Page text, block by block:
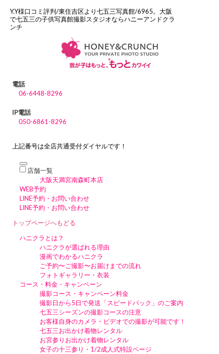
Y.Y様口コミ評判/東住吉区より七五三写真館/6965。大阪
で七五三の子供写真館撮影スタジオならハニーアンドクラ
ンチ
電話
06-6448-8296
IP電話
050-6861-8296
上記番号は全店共通受付ダイヤルです！
店舗一覧
大阪天満宮南森町本店
WEB予約
LINE予約・お問い合わせ
LINE予約・お問い合わせ
トップページへもどる
ハニクラとは？
ハニクラが選ばれる理由
漫画でわかるハニクラ
ご予約〜ご撮影〜お届けまでの流れ
フォトギャラリー・衣装
コース・料金・キャンペーン
撮影コース・キャンペーン料金
撮影日から5日で発送「スピードパック」のご案内
七五三シーズンの撮影コースの注意
お客様自身のカメラ・ビデオでの撮影が可能です！
七五三お出かけ着物レンタル
お宮参りお出かけ着物レンタル
女子の十三参り・1/2成人式特設ページ